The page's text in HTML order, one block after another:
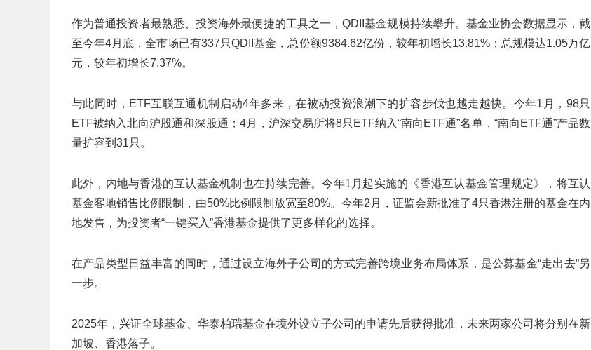
作为普通投资者最熟悉、投资海外最便捷的工具之一，QDII基金规模持续攀升。基金业协会数据显示，截
至今年4月底，全市场已有337只QDII基金，总份额9384.62亿份，较年初增长13.81%；总规模达1.05万亿
元，较年初增长7.37%。
与此同时，ETF互联互通机制启动4年多来，在被动投资浪潮下的扩容步伐也越走越快。今年1月，98只
ETF被纳入北向沪股通和深股通；4月，沪深交易所将8只ETF纳入“南向ETF通”名单，“南向ETF通”产品数
量扩容到31只。
此外，内地与香港的互认基金机制也在持续完善。今年1月起实施的《香港互认基金管理规定》，将互认
基金客地销售比例限制，由50%比例限制放宽至80%。今年2月，证监会新批准了4只香港注册的基金在内
地发售，为投资者“一键买入”香港基金提供了更多样化的选择。
在产品类型日益丰富的同时，通过设立海外子公司的方式完善跨境业务布局体系，是公募基金“走出去”另
一步。
2025年，兴证全球基金、华泰柏瑞基金在境外设立子公司的申请先后获得批准，未来两家公司将分别在新
加坡、香港落子。